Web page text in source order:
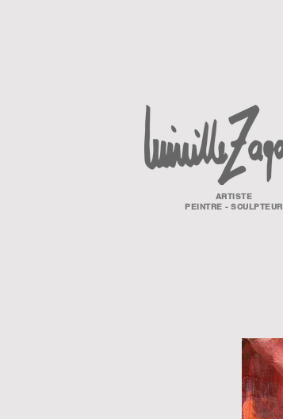
ARTISTE
PEINTRE - SCULPTEUR